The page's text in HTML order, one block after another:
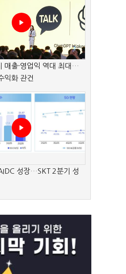
매출·영업익 역대 최대…
익화 관건
성장…SKT 2분기 성